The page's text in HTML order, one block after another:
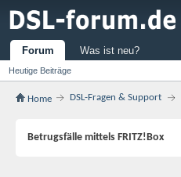
Forum
Heutige Beiträge
Was ist neu?
Home DSL-Fragen & Support
Betrugsfälle mittels FRITZ!Box